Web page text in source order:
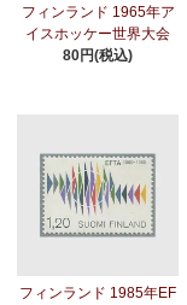
フィンランド 1965年ア
イスホッケー世界大会
80円(税込)
フィンランド 1985年EF